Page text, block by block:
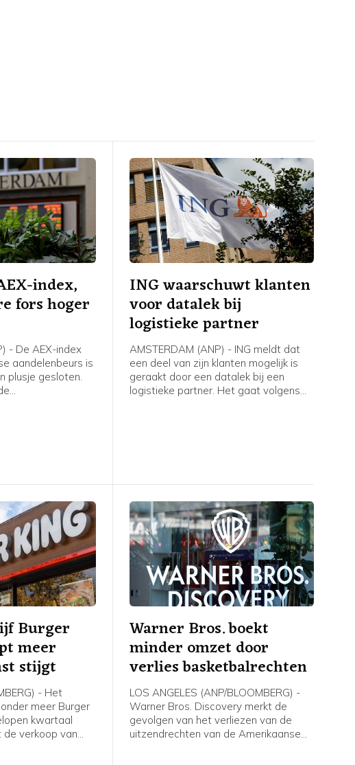
index,
fors hoger
- De AEX-index
aandelenbeurs is
plusje gesloten.
ING waarschuwt klanten
voor datalek bij
logistieke partner
AMSTERDAM (ANP) - ING meldt dat
een deel van zijn klanten mogelijk is
geraakt door een datalek bij een
logistieke partner. Het gaat volgens
financiële gegevens of inloggegevens
van klanten en de systemen van ING
zouden er niet bij betrokken zijn.
Burger
meer
stijgt
- Het
meer Burger
kwartaal
verkoop van
Warner Bros. boekt
minder omzet door
verlies basketbalrechten
LOS ANGELES (ANP/BLOOMBERG) -
Warner Bros. Discovery merkt de
gevolgen van het verliezen van de
uitzendrechten van de Amerikaanse